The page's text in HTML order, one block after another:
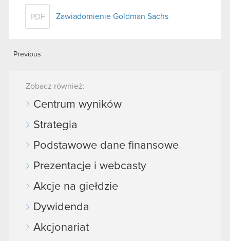
PDF Zawiadomienie Goldman Sachs
Previous
Zobacz również:
Centrum wyników
Strategia
Podstawowe dane finansowe
Prezentacje i webcasty
Akcje na giełdzie
Dywidenda
Akcjonariat